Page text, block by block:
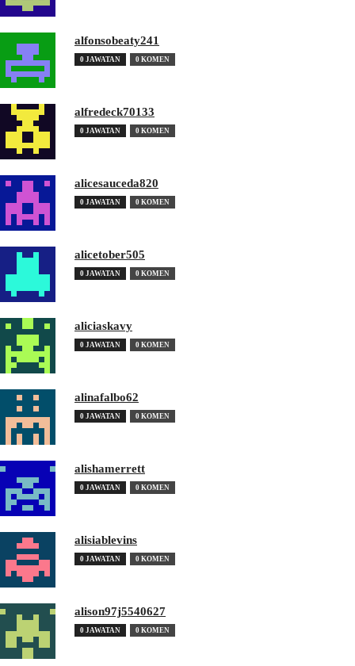
alfonsobeaty241
0 JAWATAN 0 KOMEN
alfredeck70133
0 JAWATAN 0 KOMEN
alicesauceda820
0 JAWATAN 0 KOMEN
alicetober505
0 JAWATAN 0 KOMEN
aliciaskavy
0 JAWATAN 0 KOMEN
alinafalbo62
0 JAWATAN 0 KOMEN
alishamerrett
0 JAWATAN 0 KOMEN
alisiablevins
0 JAWATAN 0 KOMEN
alison97j5540627
0 JAWATAN 0 KOMEN